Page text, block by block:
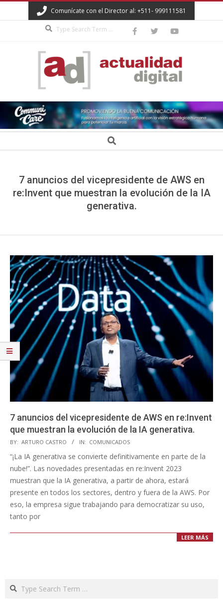
to
Comunícate con el Director al: +511- 999111581
ACTUALIDAD
DIGITAL Search
7 anuncios del vicepresidente de AWS en
re:Invent que muestran la evolución de la IA
generativa.
7 anuncios del vicepresidente de AWS en re:Invent
que muestran la evolución de la IA generativa.
2023-
12-
23
BY: ARTURO CASTRO IN: COMUNICADOS
“¡La IA generativa se convierte definitivamente en parte de la
nube!”. Las novedades presentadas en re:Invent 2023
muestran que la IA generativa, a partir de ahora, estará
presente en todos los sectores, dentro y fuera de la AWS. Por
eso, la empresa sigue trabajando para democratizar su uso,
tanto por
LEER MÁS
Search